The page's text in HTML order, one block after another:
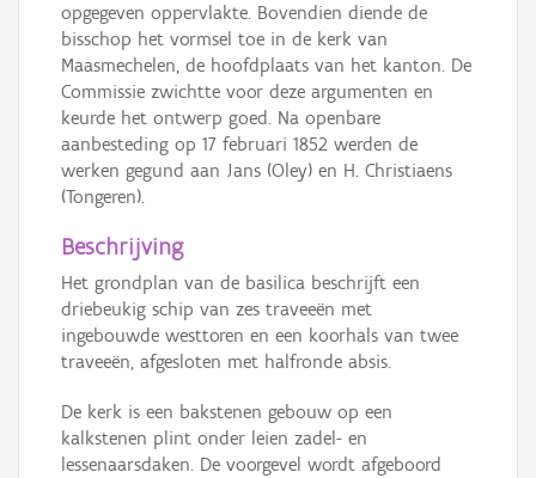
opgegeven oppervlakte. Bovendien diende de
bisschop het vormsel toe in de kerk van
Maasmechelen, de hoofdplaats van het kanton. De
Commissie zwichtte voor deze argumenten en
keurde het ontwerp goed. Na openbare
aanbesteding op 17 februari 1852 werden de
werken gegund aan Jans (Oley) en H. Christiaens
(Tongeren).
Beschrijving
Het grondplan van de basilica beschrijft een
driebeukig schip van zes traveeën met
ingebouwde westtoren en een koorhals van twee
traveeën, afgesloten met halfronde absis.
De kerk is een bakstenen gebouw op een
kalkstenen plint onder leien zadel- en
lessenaarsdaken. De voorgevel wordt afgeboord